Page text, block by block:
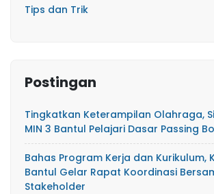
Tips dan Trik
Postingan
Tingkatkan Keterampilan Olahraga,
MIN 3 Bantul Pelajari Dasar Passing
Bahas Program Kerja dan Kurikulum,
Bantul Gelar Rapat Koordinasi
Stakeholder